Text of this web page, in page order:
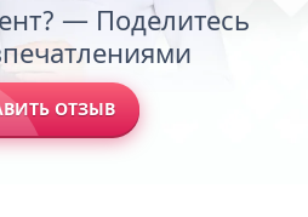
— Поделитесь
ОТЗЫВ